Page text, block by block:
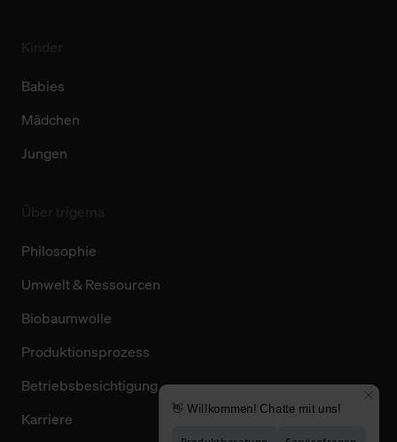
Babies
Mädchen
Jungen
Philosophie
Umwelt & Ressourcen
Biobaumwolle
Produktionsprozess
Betriebsbesichtigung
Karriere